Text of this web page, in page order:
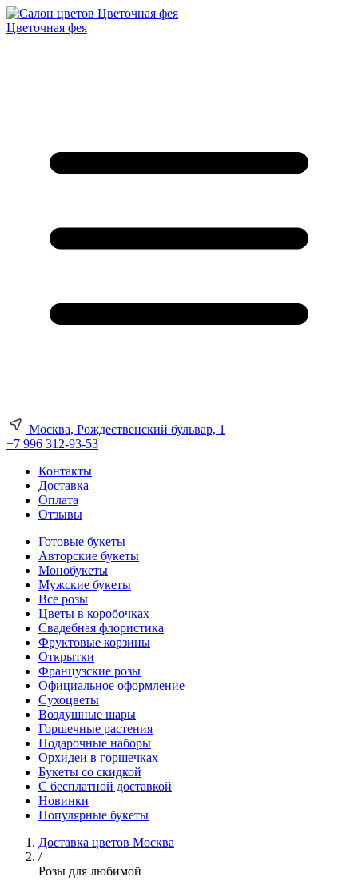
Цветочная фея
Москва, Рождественский бульвар, 1
+7 996 312-93-53
Контакты
Доставка
Оплата
Отзывы
Готовые букеты
Авторские букеты
Монобукеты
Мужские букеты
Все розы
Цветы в коробочках
Свадебная флористика
Фруктовые корзины
Открытки
Французские розы
Официальное оформление
Сухоцветы
Воздушные шары
Горшечные растения
Подарочные наборы
Орхидеи в горшечках
Букеты со скидкой
С бесплатной доставкой
Новинки
Популярные букеты
Доставка цветов Москва
/
Розы для любимой